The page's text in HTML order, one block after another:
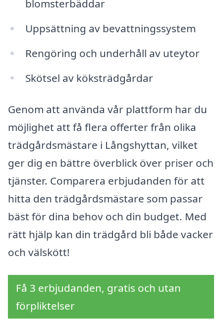
blomsterbäddar
Uppsättning av bevattningssystem
Rengöring och underhåll av uteytor
Skötsel av köksträdgårdar
Genom att använda vår plattform har du
möjlighet att få flera offerter från olika
trädgårdsmästare i Långshyttan, vilket
ger dig en bättre överblick över priser och
tjänster. Comparera erbjudanden för att
hitta den trädgårdsmästare som passar
bäst för dina behov och din budget. Med
rätt hjälp kan din trädgård bli både vacker
och välskött!
Få 3 erbjudanden, gratis och utan
förpliktelser